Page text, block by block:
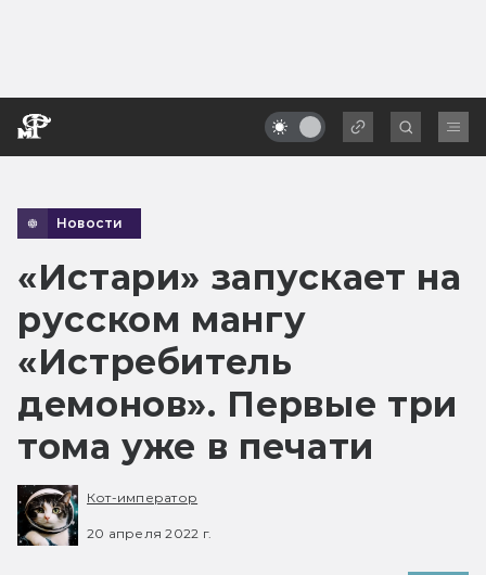
Новости
«Истари» запускает на
русском мангу
«Истребитель
демонов». Первые три
тома уже в печати
Кот-император
20 апреля 2022 г.